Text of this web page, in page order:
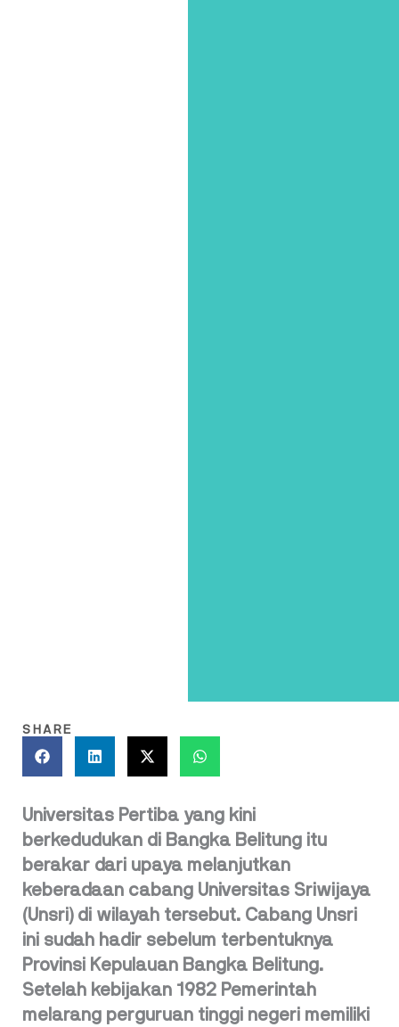
SHARE
Universitas Pertiba yang kini
berkedudukan di Bangka Belitung itu
berakar dari upaya melanjutkan
keberadaan cabang Universitas Sriwijaya
(Unsri) di wilayah tersebut. Cabang Unsri
ini sudah hadir sebelum terbentuknya
Provinsi Kepulauan Bangka Belitung.
Setelah kebijakan 1982 Pemerintah
melarang perguruan tinggi negeri memiliki